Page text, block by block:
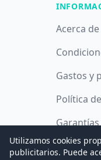
Acerca
Gastos y
Política
Política
Utilizamos cookies
publicitarios. Puede